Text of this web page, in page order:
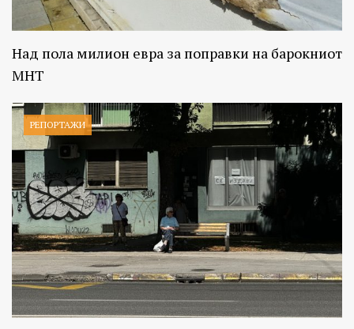
Над пола милион евра за поправки на барокниот
МНТ
РЕПОРТАЖИ